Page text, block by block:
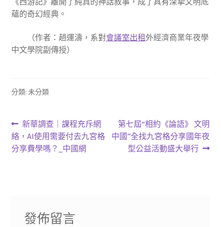
蘊的奇幻經典。
（作者：趙運濤，系對會議室出租外經濟商業年夜學
中文學院副傳授）
分類: 未分類
文
章
上
一
篇
新華調查｜課程充斥網
絡，AI使用需要付去九宮格
分享費學嗎？_中國網
下
一
第七屆“相約《論語》 文明
中國”全找九宮格分享國年夜
型公益活動盛大舉行
發佈留言